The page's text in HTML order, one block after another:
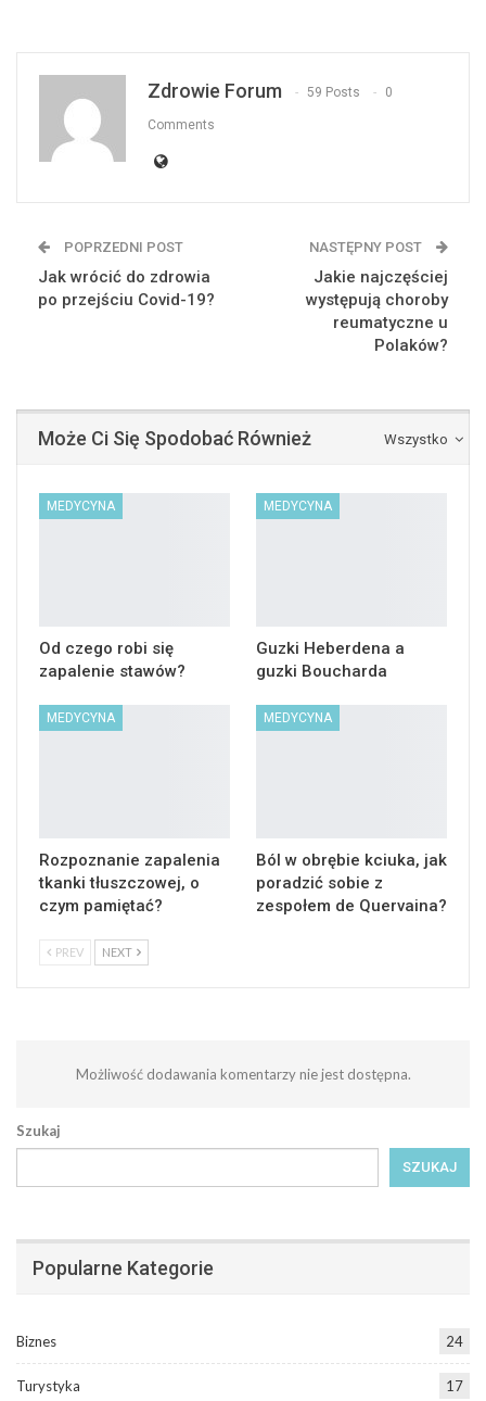
Zdrowie Forum 59 Posts 0
Comments
POPRZEDNI POST
Jak wrócić do zdrowia
po przejściu Covid-19?
NASTĘPNY POST
Jakie najczęściej
występują choroby
reumatyczne u
Polaków?
Wszystko
Może Ci Się Spodobać Również
MEDYCYNA
Od czego robi się
zapalenie stawów?
MEDYCYNA
Guzki Heberdena a
guzki Boucharda
MEDYCYNA
Rozpoznanie zapalenia
tkanki tłuszczowej, o
czym pamiętać?
MEDYCYNA
Ból w obrębie kciuka, jak
poradzić sobie z
zespołem de Quervaina?
PREV NEXT
Możliwość dodawania komentarzy nie jest dostępna.
Szukaj
SZUKAJ
Popularne Kategorie
Biznes 24
Turystyka 17